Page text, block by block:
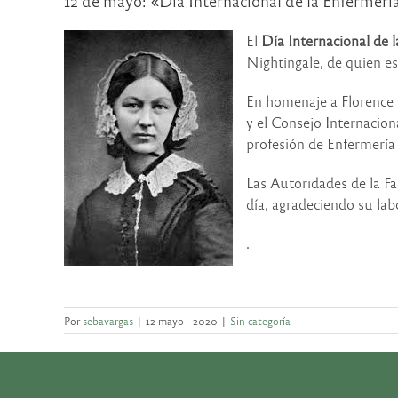
El Día Internacional de
Nightingale, de quien
En homenaje a
y el Consejo
profesión de
Las Autoridades de la
día, agradeciendo su
.
Porsebavargas | 12 mayo - 2020 | Sin categoría